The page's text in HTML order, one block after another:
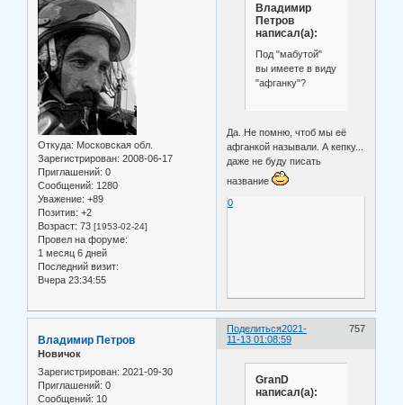
Откуда: Московская обл.
Зарегистрирован: 2008-06-17
Приглашений: 0
Сообщений: 1280
Уважение: +89
Позитив: +2
Возраст: 73 [1953-02-24]
Провел на форуме:
1 месяц 6 дней
Последний визит:
Вчера 23:34:55
Владимир
Петров
написал(а):
Под "мабутой"
вы имеете в виду
"афганку"?
Да. Не помню, чтоб мы её
афганкой называли. А кепку...
даже не буду писать
название
0
Поделиться 757
2021-
11-13 01:08:59
Владимир Петров
Новичок
Зарегистрирован: 2021-09-30
Приглашений: 0
Сообщений: 10
GranD
написал(а):